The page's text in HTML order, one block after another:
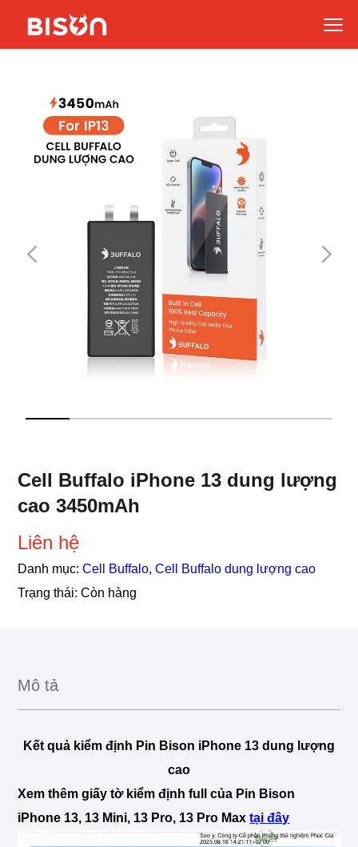
Cell Buffalo iPhone 13 dung lượng
cao 3450mAh
Liên hệ
Danh mục:Cell Buffalo,Cell Buffalo dung lượng cao
Trạng thái:Còn hàng
Mô tả
Kết quả kiểm định Pin Bison iPhone 13 dung lượng
cao
Xem thêm giấy tờ kiểm định full của Pin Bison
iPhone 13, 13 Mini, 13 Pro, 13 Pro Maxtại đây